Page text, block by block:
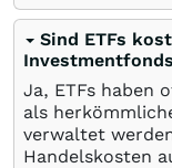
Sind ETFs
Ja, ETFs haben
als
verwaltet
Handelskosten